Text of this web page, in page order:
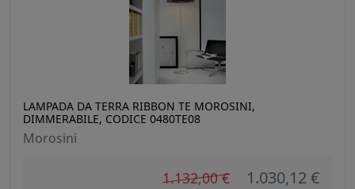
LAMPADA DA TERRA RIBBON TE MOROSINI,
DIMMERABILE, CODICE 0480TE08
Morosini
1.132,00 € 1.030,12 €